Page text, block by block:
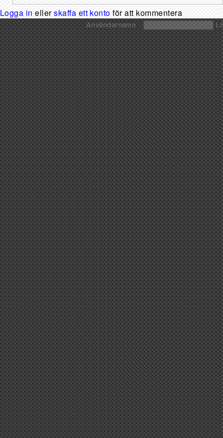
Logga in ellerskaffa ett konto för att kommentera
Användarnamn*